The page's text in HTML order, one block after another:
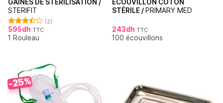
GAINES DE STÉRILISATION /
STERIFIT
Note
3.50sur
(2)
595dh TTC
1 Rouleau
ÉCOUVILLON COTON
STÉRILE / PRIMARY MED
243dh TTC
100 écouvillons
-25%